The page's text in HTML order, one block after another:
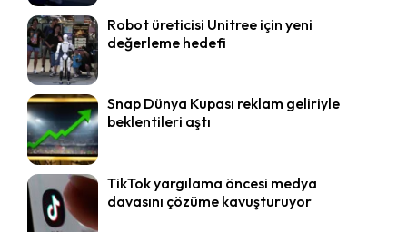
Robot üreticisi Unitree için yeni
değerleme hedefi
Snap Dünya Kupası reklam geliriyle
beklentileri aştı
TikTok yargılama öncesi medya
davasını çözüme kavuşturuyor